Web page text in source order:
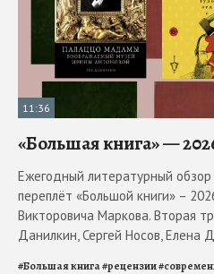
11:36
«Большая книга» —
Ежегодный литературный обзор
переплёт «Большой книги» –
Викторовича Маркова. Вторая
Данилкин, Сергей Носов, Елена
#Большая книга#рецензии#